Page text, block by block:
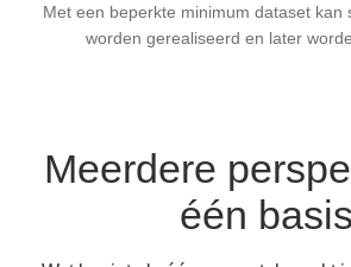
Met een beperkte minimum dataset kan
worden gerealiseerd en later
Meerdere
één basis